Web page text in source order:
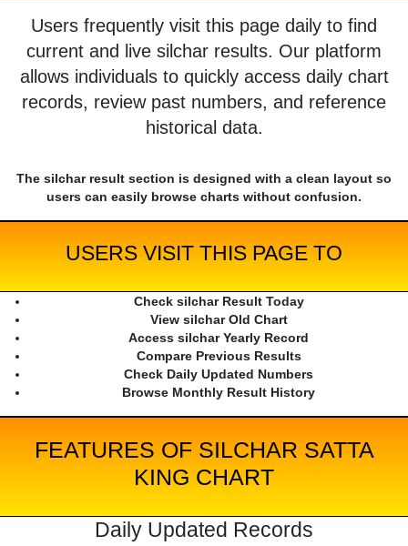
Users frequently visit this page daily to find
current and live silchar results. Our platform
allows individuals to quickly access daily chart
records, review past numbers, and reference
historical data.
The silchar result section is designed with a clean layout so
users can easily browse charts without confusion.
USERS VISIT THIS PAGE TO
Check silchar Result Today
View silchar Old Chart
Access silchar Yearly Record
Compare Previous Results
Check Daily Updated Numbers
Browse Monthly Result History
FEATURES OF SILCHAR SATTA
KING CHART
Daily Updated Records